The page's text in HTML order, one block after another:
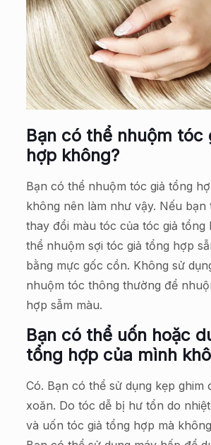
Bạn có thể nhuộm tóc
hợp không?
Bạn có thể nhuộm tóc giả tổng
không nên làm như vậy. Nếu bạn
thay đổi màu tóc của tóc giả tổng
thể nhuộm sợi tóc giả tổng hợp
bằng mực gốc cồn. Không sử
nhuộm tóc thông thường để
hợp sẫm màu.
Bạn có thể uốn hoặc
tổng hợp của mình
Có. Bạn có thể sử dụng kẹp ghim
xoăn. Do tóc dễ bị hư tổn do
và uốn tóc giả tổng hợp mà